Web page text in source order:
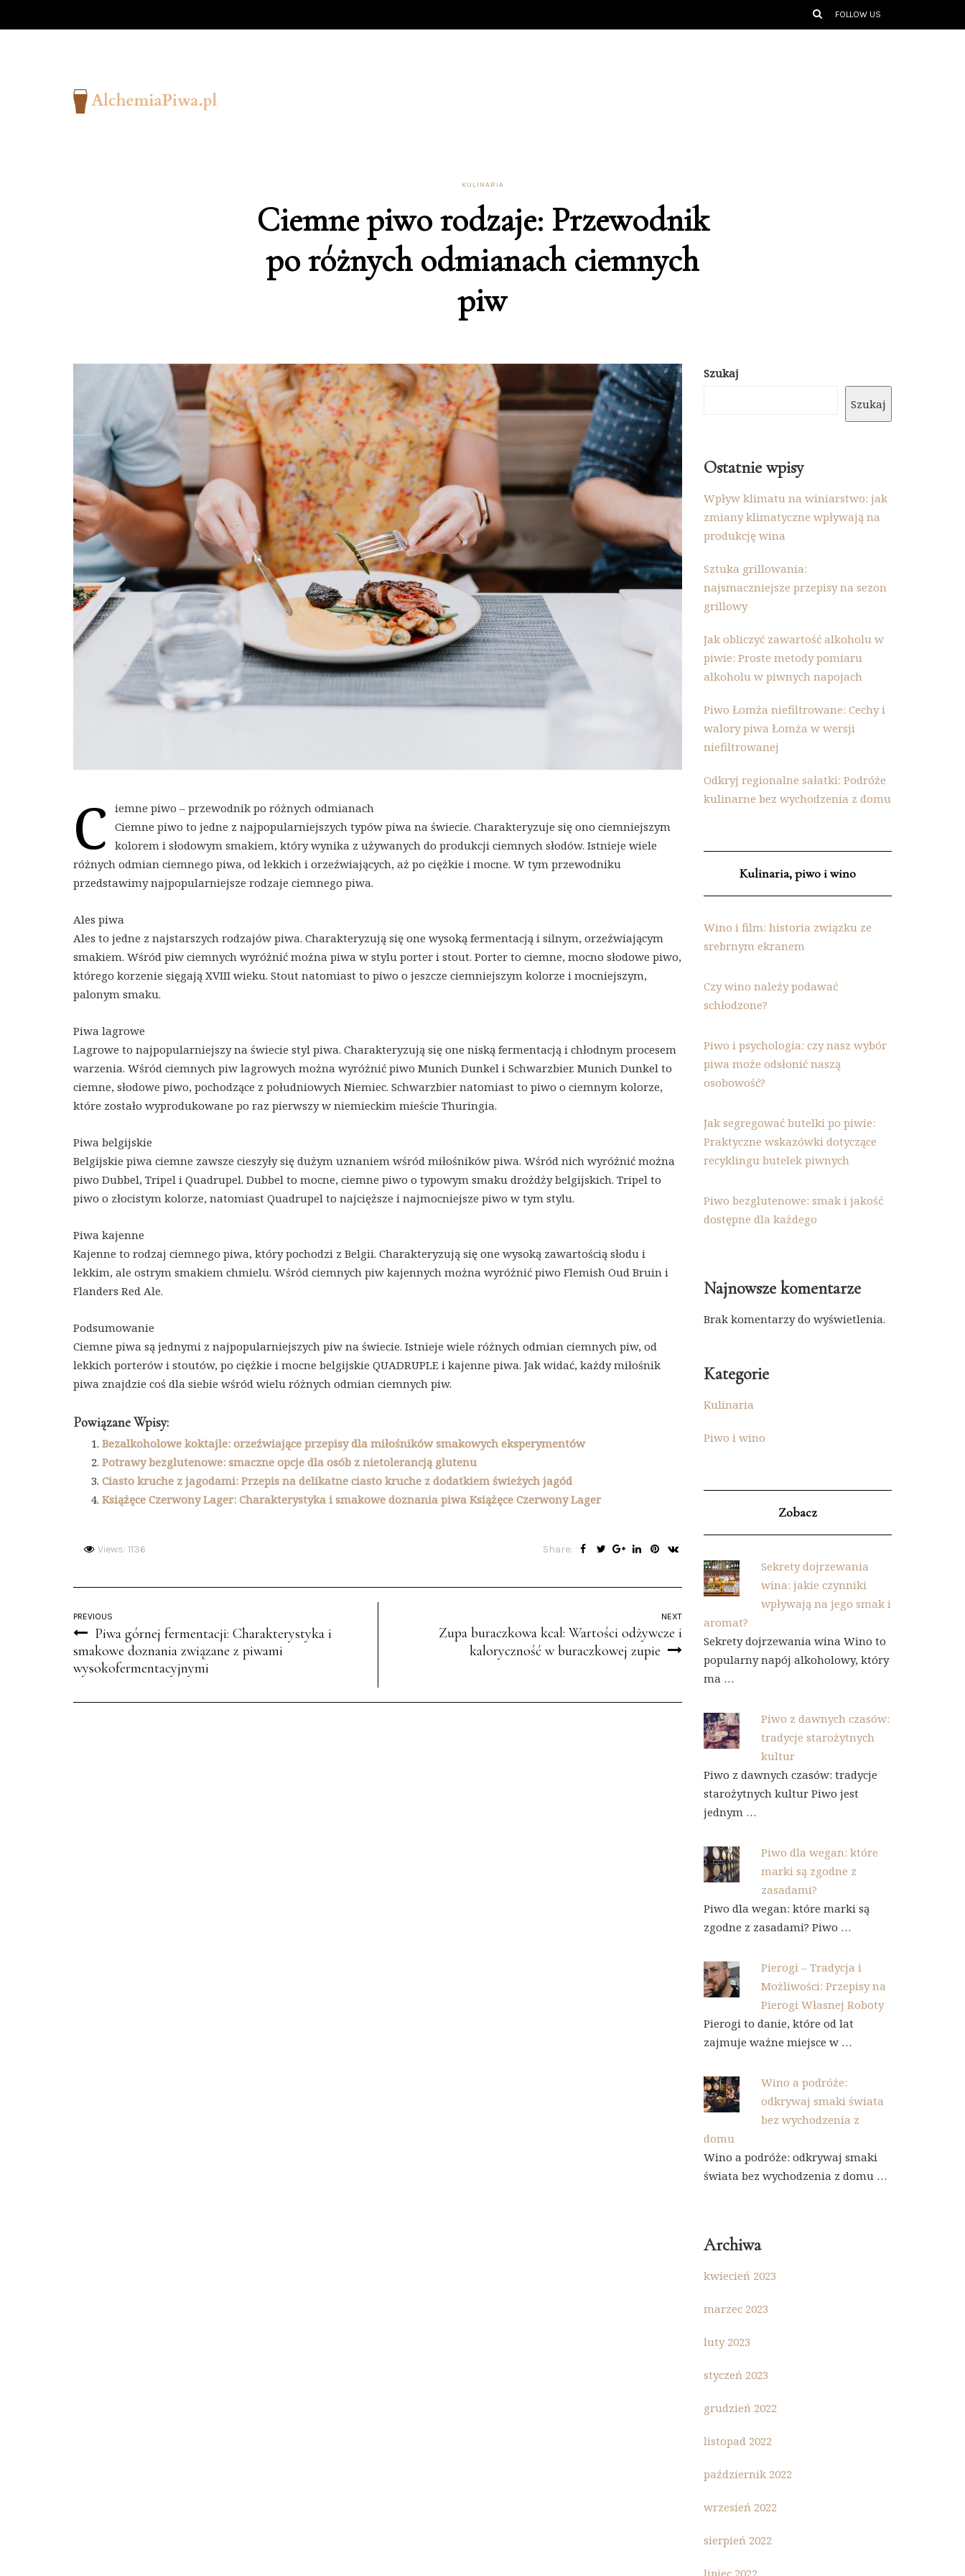
FOLLOW US
KULINARIA
Ciemne piwo rodzaje: Przewodnik
po różnych odmianach ciemnych
piw
C
iemne piwo – przewodnik po różnych odmianach
Ciemne piwo to jedne z najpopularniejszych typów piwa na świecie. Charakteryzuje się ono ciemniejszym
kolorem i słodowym smakiem, który wynika z używanych do produkcji ciemnych słodów. Istnieje wiele
różnych odmian ciemnego piwa, od lekkich i orzeźwiających, aż po ciężkie i mocne. W tym przewodniku
przedstawimy najpopularniejsze rodzaje ciemnego piwa.
Ales piwa
Ales to jedne z najstarszych rodzajów piwa. Charakteryzują się one wysoką fermentacją i silnym, orzeźwiającym
smakiem. Wśród piw ciemnych wyróżnić można piwa w stylu porter i stout. Porter to ciemne, mocno słodowe piwo,
którego korzenie sięgają XVIII wieku. Stout natomiast to piwo o jeszcze ciemniejszym kolorze i mocniejszym,
palonym smaku.
Piwa lagrowe
Lagrowe to najpopularniejszy na świecie styl piwa. Charakteryzują się one niską fermentacją i chłodnym procesem
warzenia. Wśród ciemnych piw lagrowych można wyróżnić piwo Munich Dunkel i Schwarzbier. Munich Dunkel to
ciemne, słodowe piwo, pochodzące z południowych Niemiec. Schwarzbier natomiast to piwo o ciemnym kolorze,
które zostało wyprodukowane po raz pierwszy w niemieckim mieście Thuringia.
Piwa belgijskie
Belgijskie piwa ciemne zawsze cieszyły się dużym uznaniem wśród miłośników piwa. Wśród nich wyróżnić można
piwo Dubbel, Tripel i Quadrupel. Dubbel to mocne, ciemne piwo o typowym smaku drożdży belgijskich. Tripel to
piwo o złocistym kolorze, natomiast Quadrupel to najcięższe i najmocniejsze piwo w tym stylu.
Piwa kajenne
Kajenne to rodzaj ciemnego piwa, który pochodzi z Belgii. Charakteryzują się one wysoką zawartością słodu i
lekkim, ale ostrym smakiem chmielu. Wśród ciemnych piw kajennych można wyróżnić piwo Flemish Oud Bruin i
Flanders Red Ale.
Podsumowanie
Ciemne piwa są jednymi z najpopularniejszych piw na świecie. Istnieje wiele różnych odmian ciemnych piw, od
lekkich porterów i stoutów, po ciężkie i mocne belgijskie QUADRUPLE i kajenne piwa. Jak widać, każdy miłośnik
piwa znajdzie coś dla siebie wśród wielu różnych odmian ciemnych piw.
Powiązane Wpisy:
Bezalkoholowe koktajle: orzeźwiające przepisy dla miłośników smakowych eksperymentów
Potrawy bezglutenowe: smaczne opcje dla osób z nietolerancją glutenu
Ciasto kruche z jagodami: Przepis na delikatne ciasto kruche z dodatkiem świeżych jagód
Książęce Czerwony Lager: Charakterystyka i smakowe doznania piwa Książęce Czerwony Lager
Views: 1136 Share:
PREVIOUS
Piwa górnej fermentacji: Charakterystyka i
smakowe doznania związane z piwami
wysokofermentacyjnymi
NEXT
Zupa buraczkowa kcal: Wartości odżywcze i
kaloryczność w buraczkowej zupie
Szukaj
Szukaj
Ostatnie wpisy
Wpływ klimatu na winiarstwo: jak
zmiany klimatyczne wpływają na
produkcję wina
Sztuka grillowania:
najsmaczniejsze przepisy na sezon
grillowy
Jak obliczyć zawartość alkoholu w
piwie: Proste metody pomiaru
alkoholu w piwnych napojach
Piwo Łomża niefiltrowane: Cechy i
walory piwa Łomża w wersji
niefiltrowanej
Odkryj regionalne sałatki: Podróże
kulinarne bez wychodzenia z domu
Kulinaria, piwo i wino
Wino i film: historia związku ze
srebrnym ekranem
Czy wino należy podawać
schłodzone?
Piwo i psychologia: czy nasz wybór
piwa może odsłonić naszą
osobowość?
Jak segregować butelki po piwie:
Praktyczne wskazówki dotyczące
recyklingu butelek piwnych
Piwo bezglutenowe: smak i jakość
dostępne dla każdego
Najnowsze komentarze
Brak komentarzy do wyświetlenia.
Kategorie
Kulinaria
Piwo i wino
Zobacz
Sekrety dojrzewania
wina: jakie czynniki
wpływają na jego smak i
aromat?
Sekrety dojrzewania wina Wino to
popularny napój alkoholowy, który
ma …
Piwo z dawnych czasów:
tradycje starożytnych
kultur
Piwo z dawnych czasów: tradycje
starożytnych kultur Piwo jest
jednym …
Piwo dla wegan: które
marki są zgodne z
zasadami?
Piwo dla wegan: które marki są
zgodne z zasadami? Piwo …
Pierogi – Tradycja i
Możliwości: Przepisy na
Pierogi Własnej Roboty
Pierogi to danie, które od lat
zajmuje ważne miejsce w …
Wino a podróże:
odkrywaj smaki świata
bez wychodzenia z
domu
Wino a podróże: odkrywaj smaki
świata bez wychodzenia z domu …
Archiwa
kwiecień 2023
marzec 2023
luty 2023
styczeń 2023
grudzień 2022
listopad 2022
październik 2022
wrzesień 2022
sierpień 2022
lipiec 2022